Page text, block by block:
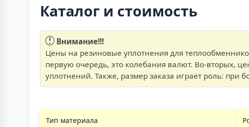
Каталог и стоимость
Внимание!!!
Цены на резиновые уплотнения для
первую очередь, это колебания валют. Во-вторых,
уплотнений. Также, размер заказа играет роль: при
Тип материала